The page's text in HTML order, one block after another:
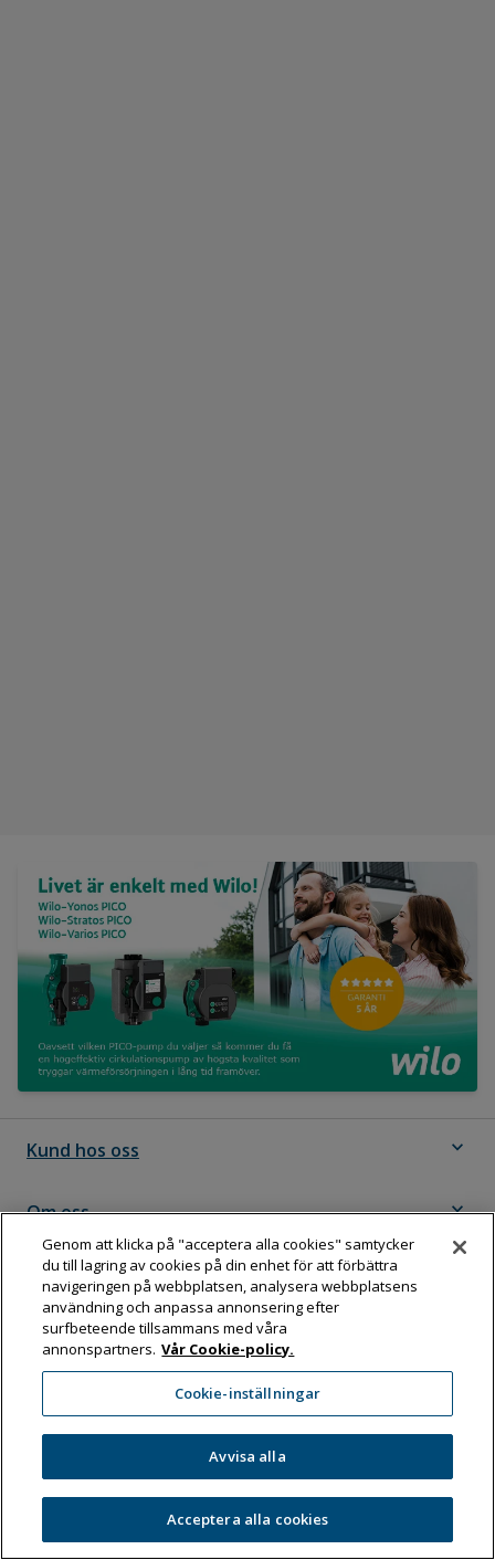
Kund hos oss expand_more
Om oss expand_more
Följ Dahl
Dahl Sverige AB
Box 11076, 161 11 BROMMA
Tel:08-583 595 00
Genom att klicka på "acceptera alla cookies" samtycker
du till lagring av cookies på din enhet för att förbättra
navigeringen på webbplatsen, analysera webbplatsens
användning och anpassa annonsering efter
surfbeteende tillsammans med våra
annonspartners. Vår Cookie-policy.
Cookie-inställningar
Avvisa alla
Acceptera alla cookies